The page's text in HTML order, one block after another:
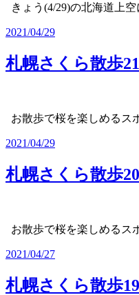
きょう(4/29)の北海道上
2021/04/29
札幌さくら散歩
お散歩で桜を楽しめるス
2021/04/29
札幌さくら散歩
お散歩で桜を楽しめるス
2021/04/27
札幌さくら散歩